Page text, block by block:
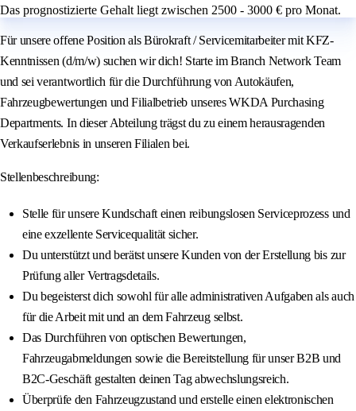
Das prognostizierte Gehalt liegt zwischen 2500 - 3000 € pro Monat.
Für unsere offene Position als Bürokraft / Servicemitarbeiter mit KFZ-
Kenntnissen (d/m/w) suchen wir dich! Starte im Branch Network Team
und sei verantwortlich für die Durchführung von Autokäufen,
Fahrzeugbewertungen und Filialbetrieb unseres WKDA Purchasing
Departments. In dieser Abteilung trägst du zu einem herausragenden
Verkaufserlebnis in unseren Filialen bei.
Stellenbeschreibung:
Stelle für unsere Kundschaft einen reibungslosen Serviceprozess und
eine exzellente Servicequalität sicher.
Du unterstützt und berätst unsere Kunden von der Erstellung bis zur
Prüfung aller Vertragsdetails.
Du begeisterst dich sowohl für alle administrativen Aufgaben als auch
für die Arbeit mit und an dem Fahrzeug selbst.
Das Durchführen von optischen Bewertungen,
Fahrzeugabmeldungen sowie die Bereitstellung für unser B2B und
B2C-Geschäft gestalten deinen Tag abwechslungsreich.
Überprüfe den Fahrzeugzustand und erstelle einen elektronischen